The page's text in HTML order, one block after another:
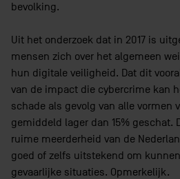
bevolking.
Uit het onderzoek dat in 2017 is
mensen zich over het algemeen
hun digitale veiligheid. Dat dit
van de impact die cybercrime kan
schade als gevolg van alle vormen
gemiddeld lager dan 15% geschat.
ruime meerderheid van de
goed of zelfs uitstekend om
gevaarlijke situaties. Opmerkelijk.